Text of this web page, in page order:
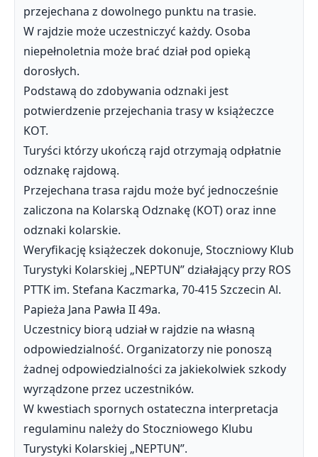
przejechana z dowolnego punktu na trasie.
W rajdzie może uczestniczyć każdy. Osoba
niepełnoletnia może brać dział pod opieką
dorosłych.
Podstawą do zdobywania odznaki jest
potwierdzenie przejechania trasy w książeczce
KOT.
Turyści którzy ukończą rajd otrzymają odpłatnie
odznakę rajdową.
Przejechana trasa rajdu może być jednocześnie
zaliczona na Kolarską Odznakę (KOT) oraz inne
odznaki kolarskie.
Weryfikację książeczek dokonuje, Stoczniowy Klub
Turystyki Kolarskiej „NEPTUN” działający przy ROS
PTTK im. Stefana Kaczmarka, 70-415 Szczecin Al.
Papieża Jana Pawła II 49a.
Uczestnicy biorą udział w rajdzie na własną
odpowiedzialność. Organizatorzy nie ponoszą
żadnej odpowiedzialności za jakiekolwiek szkody
wyrządzone przez uczestników.
W kwestiach spornych ostateczna interpretacja
regulaminu należy do Stoczniowego Klubu
Turystyki Kolarskiej „NEPTUN”.